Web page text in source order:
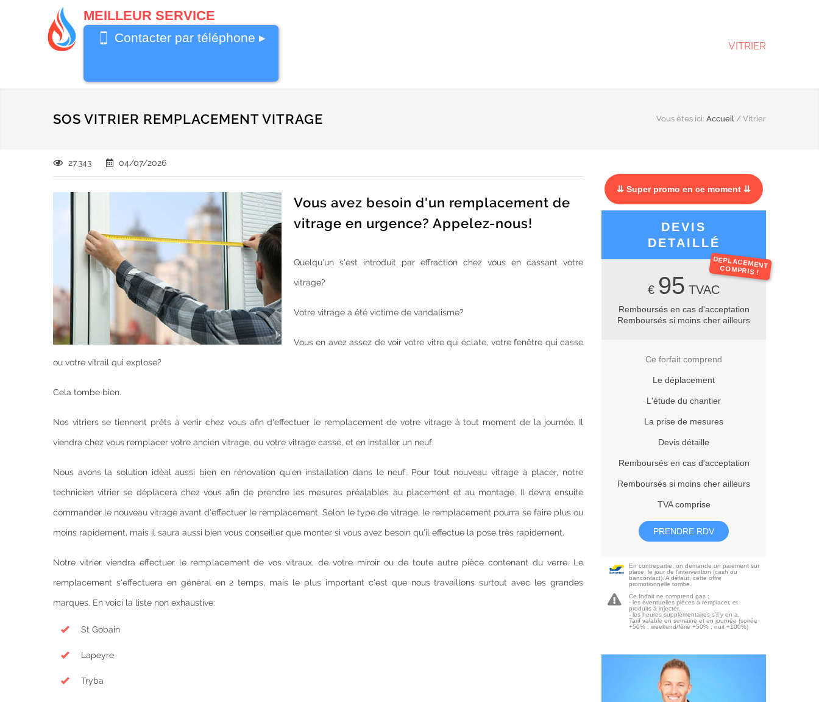
MEILLEUR SERVICE
0487 62 69
Contacter par téléphone ▸
VITRIER
SOS VITRIER REMPLACEMENT VITRAGE Vous êtes ici: Accueil / Vitrier
27.343 04/07/2026
Vous avez besoin d'un remplacement de
vitrage en urgence? Appelez-nous!
Quelqu'un s'est introduit par effraction chez vous en cassant votre
vitrage?
Votre vitrage a été victime de vandalisme?
Vous en avez assez de voir votre vitre qui éclate, votre fenêtre qui casse
ou votre vitrail qui explose?
Cela tombe bien.
Nos vitriers se tiennent prêts à venir chez vous afin d'effectuer le remplacement de votre vitrage à tout moment de la journée. Il
viendra chez vous remplacer votre ancien vitrage, ou votre vitrage cassé, et en installer un neuf.
Nous avons la solution idéal aussi bien en rénovation qu'en installation dans le neuf. Pour tout nouveau vitrage à placer, notre
technicien vitrier se déplacera chez vous afin de prendre les mesures préalables au placement et au montage. Il devra ensuite
commander le nouveau vitrage avant d'effectuer le remplacement. Selon le type de vitrage, le remplacement pourra se faire plus ou
moins rapidement, mais il saura aussi bien vous conseiller que monter si vous avez besoin qu'il effectue la pose très rapidement.
Notre vitrier viendra effectuer le remplacement de vos vitraux, de votre miroir ou de toute autre pièce contenant du verre. Le
remplacement s'effectuera en général en 2 temps, mais le plus important c'est que nous travaillons surtout avec les grandes
marques. En voici la liste non exhaustive:
St Gobain
Lapeyre
Tryba
⇊ Super promo en ce moment ⇊
DEVIS
DETAILLÉ
DÉPLACEMENT
COMPRIS !
€ 95 TVAC
Remboursés en cas d'acceptation
Remboursés si moins cher ailleurs
Ce forfait comprend
Le déplacement
L'étude du chantier
La prise de mesures
Devis détaille
Remboursés en cas d'acceptation
Remboursés si moins cher ailleurs
TVA comprise
PRENDRE RDV
En contrepartie, on demande un paiement sur
place, le jour de l'intervention (cash ou
bancontact). A défaut, cette offre
promotionnelle tombe.
Ce forfait ne comprend pas :
- les éventuelles pièces à remplacer, et
produits à injecter,
- les heures supplémentaires s'il y en a.
Tarif valable en semaine et en journée (soirée
+50% , weekend/férié +50% , nuit +100%)